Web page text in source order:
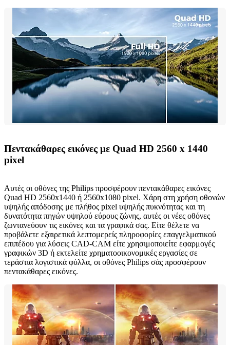
Πεντακάθαρες εικόνες με Quad HD 2560 x 1440
pixel
Αυτές οι οθόνες της Philips προσφέρουν πεντακάθαρες εικόνες
Quad HD 2560x1440 ή 2560x1080 pixel. Χάρη στη χρήση οθονών
υψηλής απόδοσης με πλήθος pixel υψηλής πυκνότητας και τη
δυνατότητα πηγών υψηλού εύρους ζώνης, αυτές οι νέες οθόνες
ζωντανεύουν τις εικόνες και τα γραφικά σας. Είτε θέλετε να
προβάλετε εξαιρετικά λεπτομερείς πληροφορίες επαγγελματικού
επιπέδου για λύσεις CAD-CAM είτε χρησιμοποιείτε εφαρμογές
γραφικών 3D ή εκτελείτε χρηματοοικονομικές εργασίες σε
τεράστια λογιστικά φύλλα, οι οθόνες Philips σάς προσφέρουν
πεντακάθαρες εικόνες.